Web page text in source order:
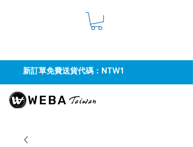
新訂單免費送貨代碼：NTW1